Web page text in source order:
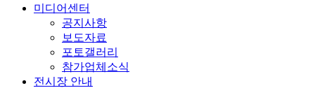
미디어센터
공지사항
보도자료
포토갤러리
참가업체소식
전시장 안내